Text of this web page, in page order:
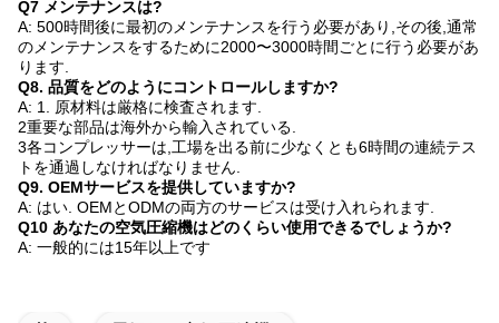
Q7 メンテナンスは?
A: 500時間後に最初のメンテナンスを行う必要があり,その後,通常
のメンテナンスをするために2000〜3000時間ごとに行う必要があ
ります.
Q8. 品質をどのようにコントロールしますか?
A: 1. 原材料は厳格に検査されます.
2重要な部品は海外から輸入されている.
3各コンプレッサーは,工場を出る前に少なくとも6時間の連続テス
トを通過しなければなりません.
Q9. OEMサービスを提供していますか?
A: はい. OEMとODMの両方のサービスは受け入れられます.
Q10 あなたの空気圧縮機はどのくらい使用できるでしょうか?
A: 一般的には15年以上です